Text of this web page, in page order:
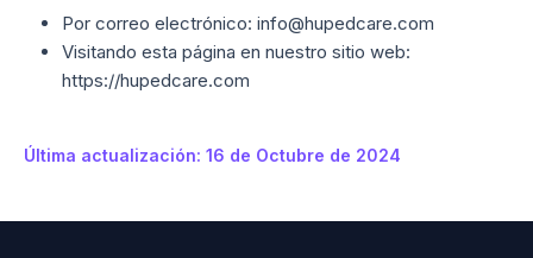
Por correo electrónico: info@hupedcare.com
Visitando esta página en nuestro sitio web:
https://hupedcare.com
Última actualización: 16 de Octubre de 2024